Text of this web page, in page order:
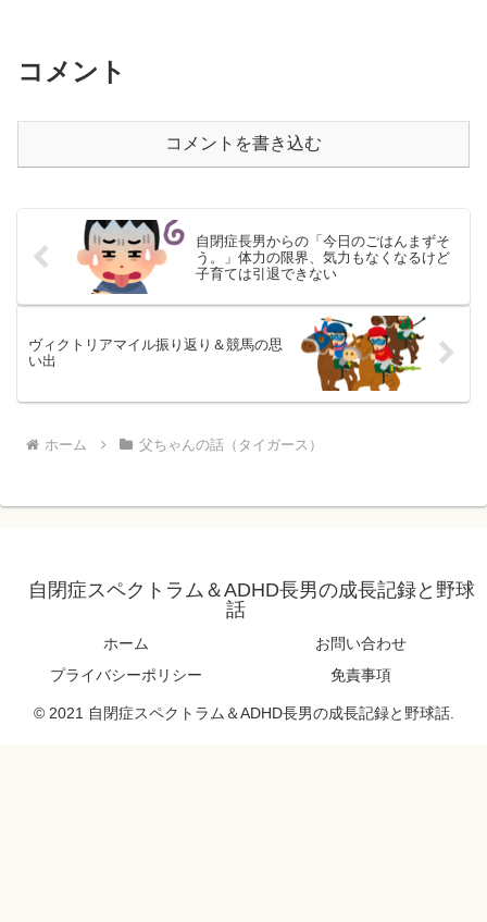
コメント
コメントを書き込む
自閉症長男からの「今日のごはんまずそ
う。」体力の限界、気力もなくなるけど
子育ては引退できない
ヴィクトリアマイル振り返り＆競馬の思
い出
ホーム 父ちゃんの話（タイガース）
自閉症スペクトラム＆ADHD長男の成長記録と野球
話
ホーム
お問い合わせ
プライバシーポリシー
免責事項
© 2021 自閉症スペクトラム＆ADHD長男の成長記録と野球話.